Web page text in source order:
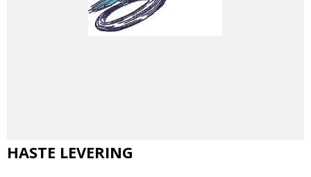
HASTE LEVERING